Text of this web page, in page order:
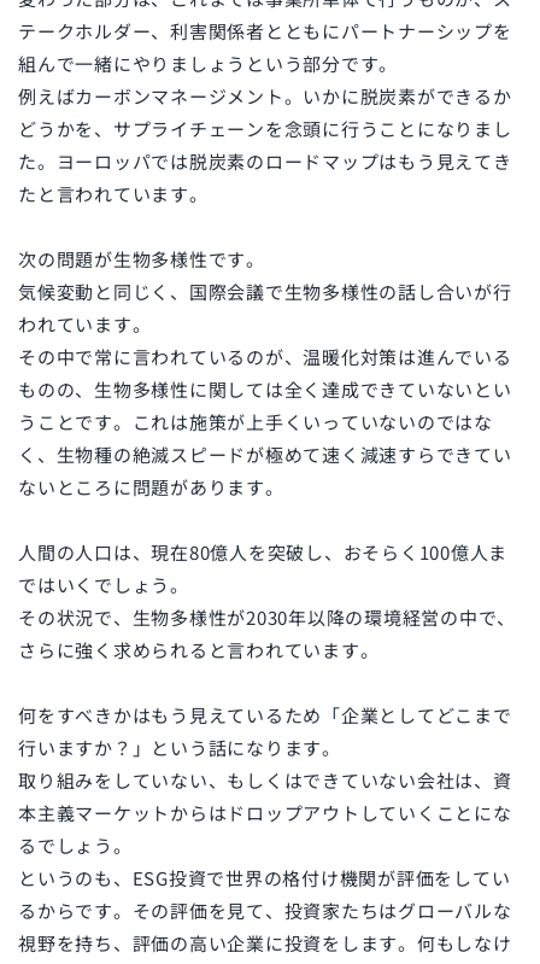
テークホルダー、利害関係者とともにパートナーシップを
組んで一緒にやりましょうという部分です。
例えばカーボンマネージメント。いかに脱炭素ができるか
どうかを、サプライチェーンを念頭に行うことになりまし
た。ヨーロッパでは脱炭素のロードマップはもう見えてき
たと言われています。
次の問題が生物多様性です。
気候変動と同じく、国際会議で生物多様性の話し合いが行
われています。
その中で常に言われているのが、温暖化対策は進んでいる
ものの、生物多様性に関しては全く達成できていないとい
うことです。これは施策が上手くいっていないのではな
く、生物種の絶滅スピードが極めて速く減速すらできてい
ないところに問題があります。
人間の人口は、現在80億人を突破し、おそらく 100億人ま
ではいくでしょう。
その状況で、生物多様性が2030年以降の環境経営の中で、
さらに強く求められると言われています。
何をすべきかはもう見えているため「企業としてどこまで
行いますか？」という話になります。
取り組みをしていない、もしくはできていない会社は、資
本主義マーケットからはドロップアウトしていくことにな
るでしょう。
というのも、 ESG投資で世界の格付け機関が評価をしてい
るからです。その評価を見て、投資家たちはグローバルな
視野を持ち、評価の高い企業に投資をします。何もしなけ